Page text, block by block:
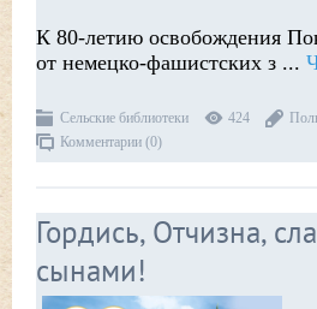
К 80-летию освобождения
от немецко-фашистских з ...
Сельские библиотеки 424
Комментарии (0)
Гордись, Отчизна,
сынами!